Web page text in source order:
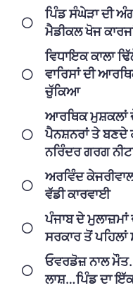
ਪਿੰਡ ਸੰਘੇੜਾ ਦੀ
ਮੈਡੀਕਲ ਖੋਜ
ਵਿਧਾਇਕ ਕਾਲਾ
ਵਾਰਿਸਾਂ ਦੀ
ਚੁੱਕਿਆ
ਆਰਥਿਕ ਮੁਸ਼ਕਲਾਂ
ਪੈਨਸ਼ਨਰਾਂ ਤੇ ਬਣਦੇ
ਨਰਿੰਦਰ ਗਰਗ
ਅਰਵਿੰਦ
ਵੱਡੀ ਕਾਰਵਾਈ
ਪੰਜਾਬ ਦੇ
ਸਰਕਾਰ ਤੋਂ ਪਹਿਲਾਂ
ਓਵਰਡੋਜ਼ ਨਾਲ
ਲਾਸ਼…ਪਿੰਡ ਦਾ